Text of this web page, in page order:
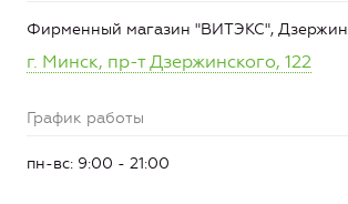
Фирменный магазин "ВИТЭКС",
г. Минск, пр-т Дзержинского, 122
График работы
пн-вс: 9:00 - 21:00